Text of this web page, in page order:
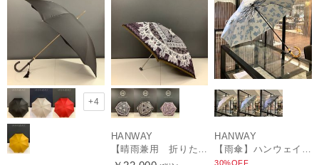
+4
HANWAY
【晴雨兼用 折りたたみ日傘】ハンウェイ（ＨＡＮＷＡＹ）Vestido de frida（べスティード・デ・フリーダ）
HANWAY
【雨傘】ハンウェイ (HANWAY) Lily CJ（リリー・シー・ジェー） 日本製 親骨：51～55cm
30%OFF